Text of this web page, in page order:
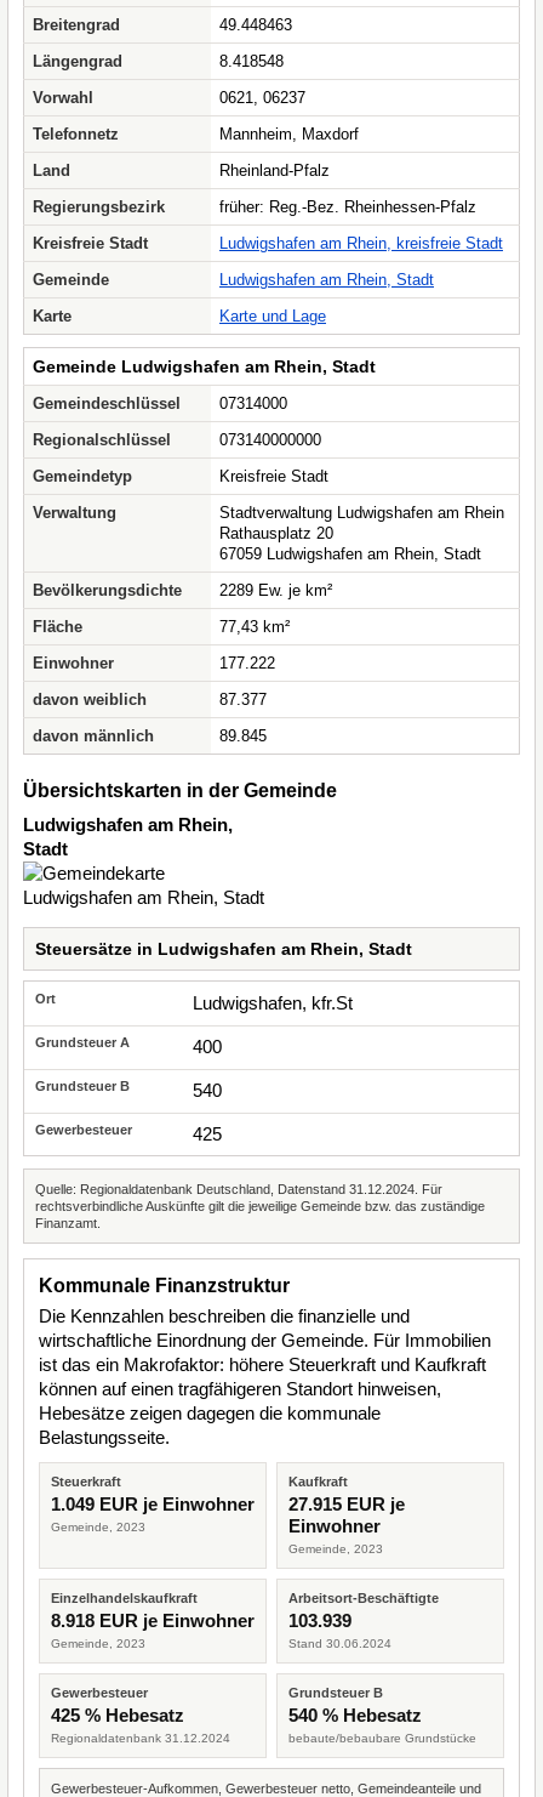
Breitengrad
49.448463
Längengrad
8.418548
Vorwahl
0621, 06237
Telefonnetz
Mannheim, Maxdorf
Land
Rheinland-Pfalz
Regierungsbezirk
früher: Reg.-Bez. Rheinhessen-Pfalz
Kreisfreie Stadt
Ludwigshafen am Rhein, kreisfreie Stadt
Gemeinde
Ludwigshafen am Rhein, Stadt
Karte
Karte und Lage
Gemeinde Ludwigshafen am Rhein, Stadt
Gemeindeschlüssel
07314000
Regionalschlüssel
073140000000
Gemeindetyp
Kreisfreie Stadt
Verwaltung
Stadtverwaltung Ludwigshafen am Rhein
Rathausplatz 20
67059 Ludwigshafen am Rhein, Stadt
Bevölkerungsdichte
2289 Ew. je km²
Fläche
77,43 km²
Einwohner
177.222
davon weiblich
87.377
davon männlich
89.845
Übersichtskarten in der Gemeinde
Ludwigshafen am Rhein,
Stadt
Steuersätze in Ludwigshafen am Rhein, Stadt
Ludwigshafen, kfr.St
400
540
425
Quelle: Regionaldatenbank Deutschland, Datenstand 31.12.2024. Für
rechtsverbindliche Auskünfte gilt die jeweilige Gemeinde bzw. das zuständige
Finanzamt.
Kommunale Finanzstruktur
Die Kennzahlen beschreiben die finanzielle und
wirtschaftliche Einordnung der Gemeinde. Für Immobilien
ist das ein Makrofaktor: höhere Steuerkraft und Kaufkraft
können auf einen tragfähigeren Standort hinweisen,
Hebesätze zeigen dagegen die kommunale
Belastungsseite.
Steuerkraft
1.049 EUR je Einwohner
Gemeinde, 2023
Kaufkraft
27.915 EUR je
Einwohner
Gemeinde, 2023
Einzelhandelskaufkraft
8.918 EUR je Einwohner
Gemeinde, 2023
Arbeitsort-Beschäftigte
103.939
Stand 30.06.2024
Gewerbesteuer
425 % Hebesatz
Regionaldatenbank 31.12.2024
Grundsteuer B
540 % Hebesatz
bebaute/bebaubare Grundstücke
Gewerbesteuer-Aufkommen, Gewerbesteuer netto, Gemeindeanteile und